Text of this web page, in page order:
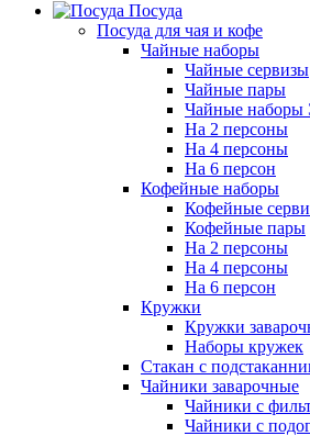
Посуда
Посуда для чая и кофе
Чайные наборы
Чайные сервизы
Чайные пары
Чайные наборы
На 2 персоны
На 4 персоны
На 6 персон
Кофейные наборы
Кофейные
Кофейные пары
На 2 персоны
На 4 персоны
На 6 персон
Кружки
Кружки
Наборы кружек
Стакан с
Чайники заварочные
Чайники с
Чайники с